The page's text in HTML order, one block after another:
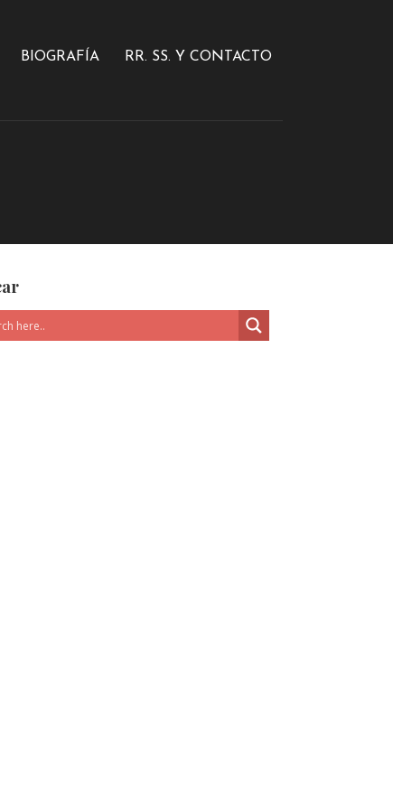
BIOGRAFÍA RR. SS. Y CONTACTO